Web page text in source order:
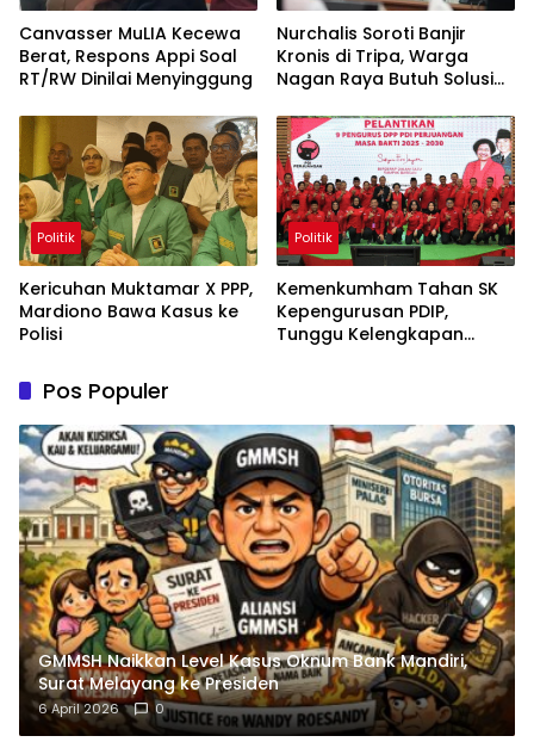
Canvasser MuLIA Kecewa
Berat, Respons Appi Soal
RT/RW Dinilai Menyinggung
Nurchalis Soroti Banjir
Kronis di Tripa, Warga
Nagan Raya Butuh Solusi
Politik
Kericuhan Muktamar X PPP,
Mardiono Bawa Kasus ke
Polisi
Politik
Kemenkumham Tahan SK
Kepengurusan PDIP,
Tunggu Kelengkapan
Pos Populer
GMMSH Naikkan Level Kasus Oknum Bank Mandiri,
Surat Melayang ke Presiden
6 April 2026 0